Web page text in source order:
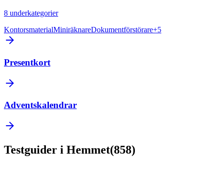
8 underkategorier
KontorsmaterialMiniräknareDokumentförstörare+5
Presentkort
Adventskalendrar
Testguider i Hemmet(858)